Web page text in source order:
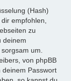
(Hash)
empfohlen,
zu
deinem
um.
von phpBB
Passwort